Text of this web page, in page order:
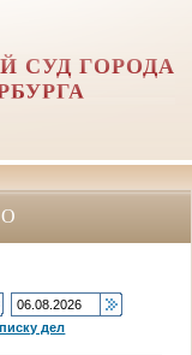
СУД ГОРОДА
дел